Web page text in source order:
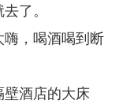
了。
，喝酒喝到断
酒店的大床